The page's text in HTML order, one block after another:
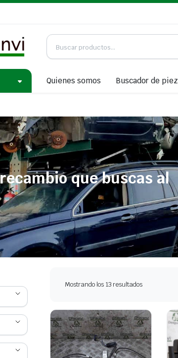
Quienes somos Buscador de
que buscas al
Mostrando los 13 resultadosOrdenado
últimos